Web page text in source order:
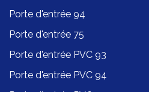
Porte d'entrée 94
Porte d'entrée 75
Porte d'entrée PVC 93
Porte d'entrée PVC 94